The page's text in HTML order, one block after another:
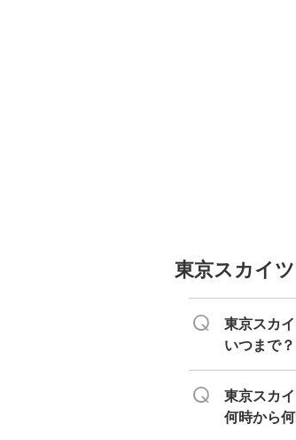
東京スカイ
東京スカ
いつまで？
東京スカ
何時から